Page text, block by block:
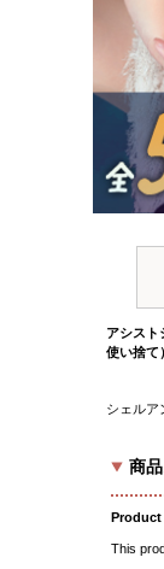
アシスト
使い捨て
シェルア
商
This